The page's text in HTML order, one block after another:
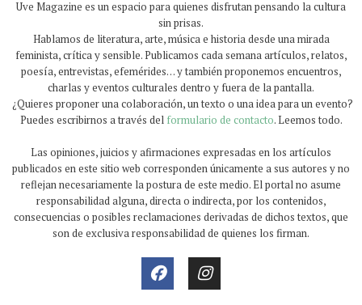
Uve Magazine es un espacio para quienes disfrutan pensando la cultura
sin prisas.
Hablamos de literatura, arte, música e historia desde una mirada
feminista, crítica y sensible. Publicamos cada semana artículos, relatos,
poesía, entrevistas, efemérides… y también proponemos encuentros,
charlas y eventos culturales dentro y fuera de la pantalla.
¿Quieres proponer una colaboración, un texto o una idea para un evento?
Puedes escribirnos a través del formulario de contacto. Leemos todo.
Las opiniones, juicios y afirmaciones expresadas en los artículos
publicados en este sitio web corresponden únicamente a sus autores y no
reflejan necesariamente la postura de este medio. El portal no asume
responsabilidad alguna, directa o indirecta, por los contenidos,
consecuencias o posibles reclamaciones derivadas de dichos textos, que
son de exclusiva responsabilidad de quienes los firman.